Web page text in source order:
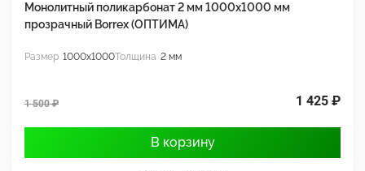
Монолитный поликарбонат 2 мм 1000x1000 мм
прозрачный Borrex (ОПТИМА)
Размер 1000x1000Толщина 2 мм
1 500 ₽ 1 425 ₽
В корзину